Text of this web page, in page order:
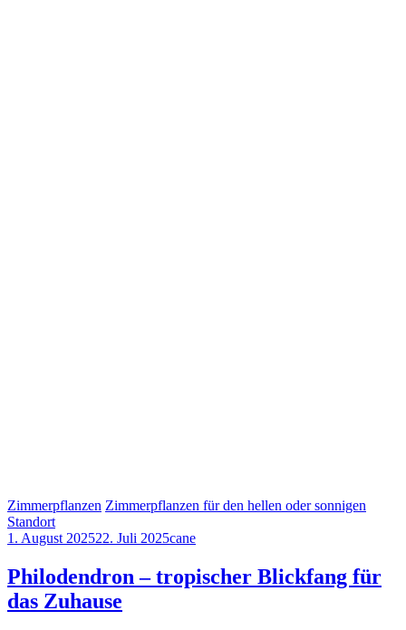
Zimmerpflanzen Zimmerpflanzen für den hellen oder sonnigen
Standort
1. August 202522. Juli 2025cane
Philodendron – tropischer Blickfang für
das Zuhause